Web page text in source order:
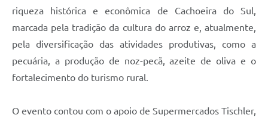
riqueza histórica e econômica de Cachoeira do Sul,
marcada pela tradição da cultura do arroz e, atualmente,
pela diversificação das atividades produtivas, como a
pecuária, a produção de noz-pecã, azeite de oliva e o
fortalecimento do turismo rural.
O evento contou com o apoio de Supermercados Tischler,